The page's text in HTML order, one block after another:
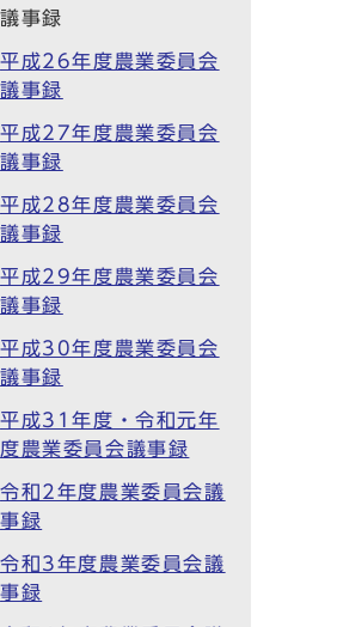
議事録
平成26年度農業委員会
議事録
平成27年度農業委員会
議事録
平成28年度農業委員会
議事録
平成29年度農業委員会
議事録
平成30年度農業委員会
議事録
平成31年度・令和元年
度農業委員会議事録
令和2年度農業委員会議
事録
令和3年度農業委員会議
事録